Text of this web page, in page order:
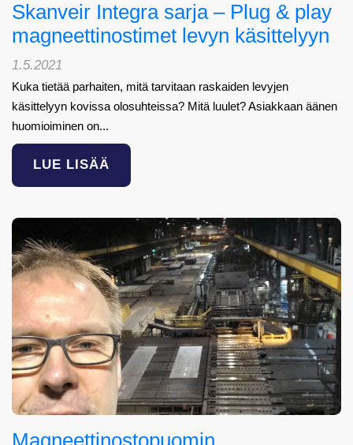
Skanveir Integra sarja – Plug & play
magneettinostimet levyn käsittelyyn
1.5.2021
Kuka tietää parhaiten, mitä tarvitaan raskaiden levyjen
käsittelyyn kovissa olosuhteissa? Mitä luulet? Asiakkaan äänen
huomioiminen on...
LUE LISÄÄ
Magneettinostopuomin